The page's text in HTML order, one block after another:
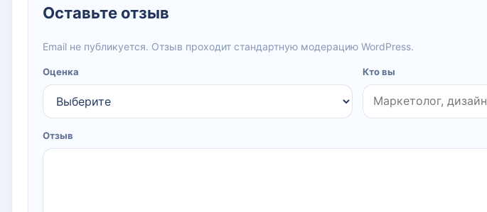
Оставьте отзыв
Email не публикуется. Отзыв проходит стандартную модерацию WordPress.
Оценка Кто вы
Отзыв